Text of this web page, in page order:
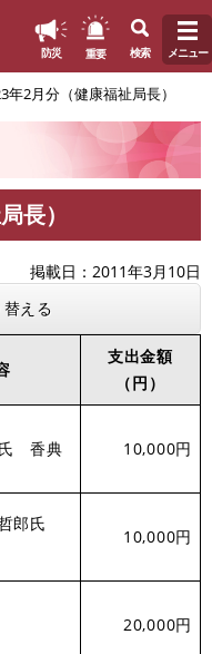
防災 重要 検索 メニュー
年2月分（健康福祉局長）
長）
掲載日
2011年3月10日
える
支出金額
（円）
香典 10,000円
郎氏
10,000円
20,000円